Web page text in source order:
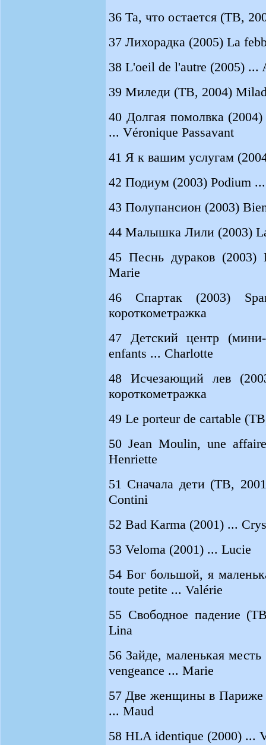
36 Та, что остается (ТВ,
37 Лихорадка (2005) La
38 L'oeil de l'autre (2005) ...
39 Миледи (ТВ, 2004)
40 Долгая помолвка
... Véronique Passavant
41 Я к вашим услугам
42 Подиум (2003) Podium
43 Полупансион (2003)
44 Малышка Лили (2003)
45 Песнь дураков (2003)
Marie
46 Спартак (2003)
короткометражка
47 Детский центр
enfants ... Charlotte
48 Исчезающий лев
короткометражка
49 Le porteur de cartable
50 Jean Moulin, une
Henriette
51 Сначала дети (ТВ,
Contini
52 Bad Karma (2001) ...
53 Veloma (2001) ... Lucie
54 Бог большой, я
toute petite ... Valérie
55 Свободное падение
Lina
56 Зайде, маленькая
vengeance ... Marie
57 Две женщины в Париже
... Maud
58 HLA identique (2000) ...